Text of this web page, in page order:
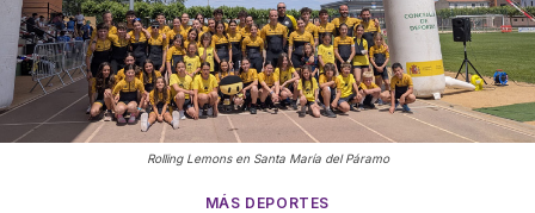
Rolling Lemons en Santa María del Páramo
MÁS DEPORTES